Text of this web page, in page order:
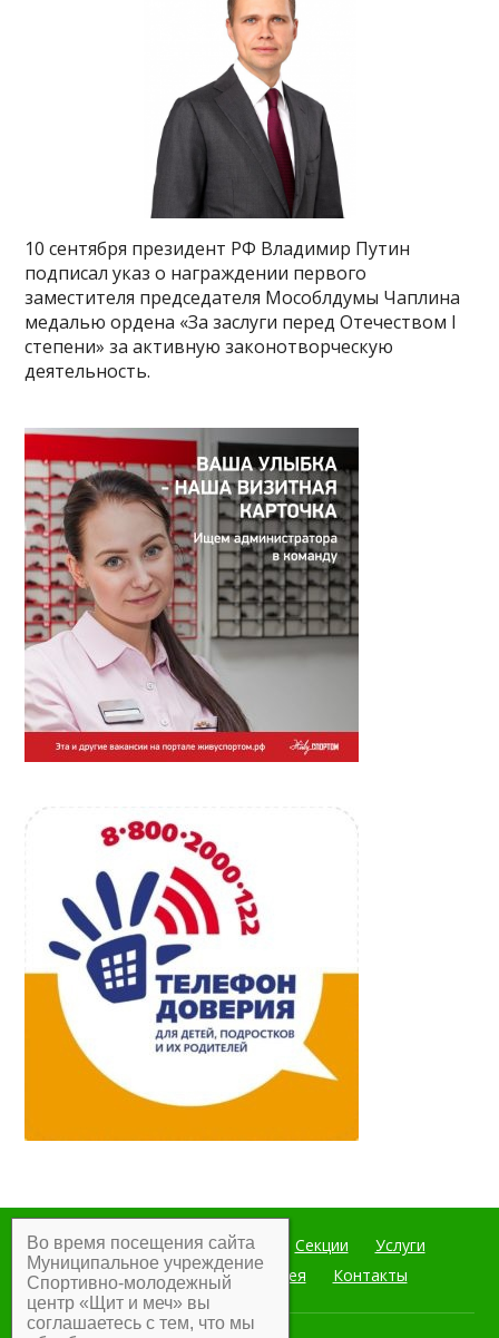
10 сентября президент РФ Владимир Путин
подписал указ о награждении первого
заместителя председателя Мособлдумы Чаплина
медалью ордена «За заслуги перед Отечеством I
степени» за активную законотворческую
деятельность.
Главная Мероприятия Секции
Услуги
Документы
Фотогалерея Контакты
Во время посещения сайта
Муниципальное учреждение
Спортивно-молодежный
центр «Щит и меч» вы
соглашаетесь с тем, что мы